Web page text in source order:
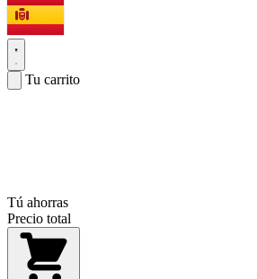
Tu carrito
Tú ahorras
Precio total